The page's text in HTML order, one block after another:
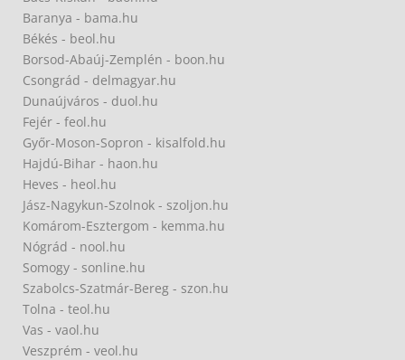
Baranya - bama.hu
Békés - beol.hu
Borsod-Abaúj-Zemplén - boon.hu
Csongrád - delmagyar.hu
Dunaújváros - duol.hu
Fejér - feol.hu
Győr-Moson-Sopron - kisalfold.hu
Hajdú-Bihar - haon.hu
Heves - heol.hu
Jász-Nagykun-Szolnok - szoljon.hu
Komárom-Esztergom - kemma.hu
Nógrád - nool.hu
Somogy - sonline.hu
Szabolcs-Szatmár-Bereg - szon.hu
Tolna - teol.hu
Vas - vaol.hu
Veszprém - veol.hu